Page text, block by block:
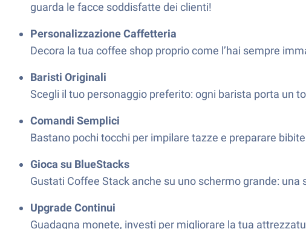
guarda le facce soddisfatte dei clienti!
Personalizzazione Caffetteria
Decora la tua coffee shop proprio come l’hai sempre
Baristi Originali
Scegli il tuo personaggio preferito: ogni barista porta un
Comandi Semplici
Bastano pochi tocchi per impilare tazze e preparare
Gioca su BlueStacks
Gustati Coffee Stack anche su uno schermo grande:
Upgrade Continui
Guadagna monete, investi per migliorare la tua